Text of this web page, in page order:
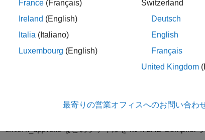
すべて折りたたむ
デプロイした関数からのファイルへのアク
を基準としたファ
ンに含まれるファイルにアクセスできます。
extern_app.exeなどのファイルをMATLAB Compiler
France (Français)
Ireland (English)
Italia (Italiano)
Luxembourg (English)
Switzerland
Deutsch
English
Français
United Kingdom
最寄りの営業オフィスへのお問い合わ